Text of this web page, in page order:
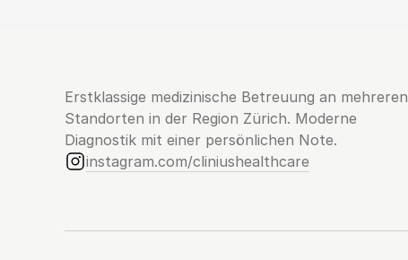
Erstklassige medizinische Betreuung an mehreren
Standorten in der Region Zürich. Moderne
Diagnostik mit einer persönlichen Note.
instagram.com/cliniushealthcare